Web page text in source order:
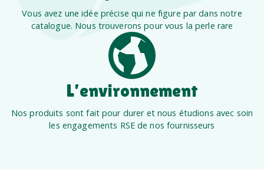
Vous avez une idée précise qui ne figure par dans notre
catalogue. Nous trouverons pour vous la perle rare
L’environnement
Nos produits sont fait pour durer et nous étudions avec soin
les engagements RSE de nos fournisseurs